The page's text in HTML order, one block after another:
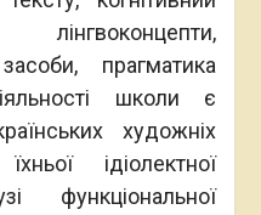
засоби, прагматика
школи є
художніх
ідіолектної
функціональної